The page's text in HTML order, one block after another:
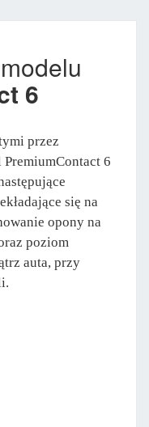
modelu
6
przez
6
się na
opony na
poziom
auta, przy